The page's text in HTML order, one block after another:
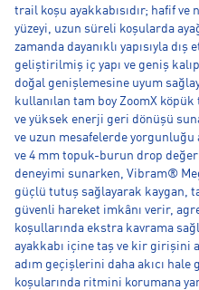
trail koşu ayakkabısıdır; hafif
yüzeyi, uzun süreli koşularda
zamanda dayanıklı yapısıyla
geliştirilmiş iç yapı ve geniş kalıp
doğal genişlemesine uyum
kullanılan tam boy ZoomX
ve yüksek enerji geri dönüşü
ve uzun mesafelerde yorgunluğu
ve 4 mm topuk-burun drop
deneyimi sunarken, Vibram®
güçlü tutuş sağlayarak kaygan,
güvenli hareket imkânı verir,
koşullarında ekstra kavrama
ayakkabı içine taş ve kir girişini
adım geçişlerini daha akıcı
koşularında ritmini korumana